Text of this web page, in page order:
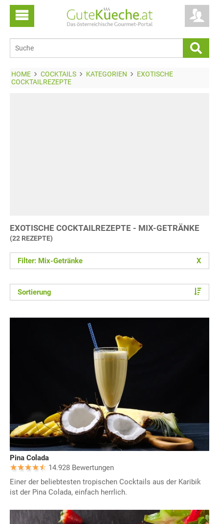
HOME COCKTAILS KATEGORIEN
EXOTISCHE
COCKTAILREZEPTE
EXOTISCHE COCKTAILREZEPTE - MIX-GETRÄNKE
(22 REZEPTE)
Filter: Mix-Getränke X
Sortierung
Pina Colada
14.928 Bewertungen
Einer der beliebtesten tropischen Cocktails aus der Karibik
ist der Pina Colada, einfach herrlich.